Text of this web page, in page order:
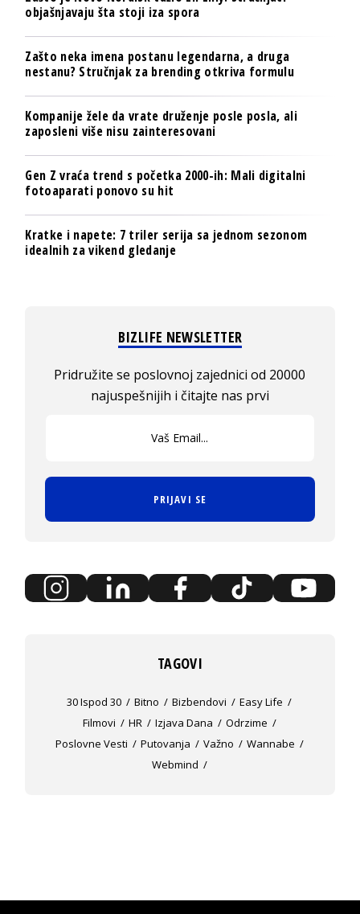
objašnjavaju šta stoji iza spora
Zašto neka imena postanu legendarna, a druga
nestanu? Stručnjak za brending otkriva formulu
Kompanije žele da vrate druženje posle posla, ali
zaposleni više nisu zainteresovani
Gen Z vraća trend s početka 2000-ih: Mali digitalni
fotoaparati ponovo su hit
Kratke i napete: 7 triler serija sa jednom sezonom
idealnih za vikend gledanje
BIZLIFE NEWSLETTER
Pridružite se poslovnoj zajednici od 20000
najuspešnijih i čitajte nas prvi
PRIJAVI SE
TAGOVI
30 Ispod 30 Bitno Bizbendovi
Easy Life
Filmovi
HR Izjava Dana
Odrzime
Poslovne Vesti
Putovanja Važno
Wannabe
Webmind